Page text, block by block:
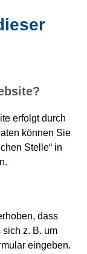
erfolgt durch
können Sie
Stelle“ in
dass
z. B. um
eingeben.